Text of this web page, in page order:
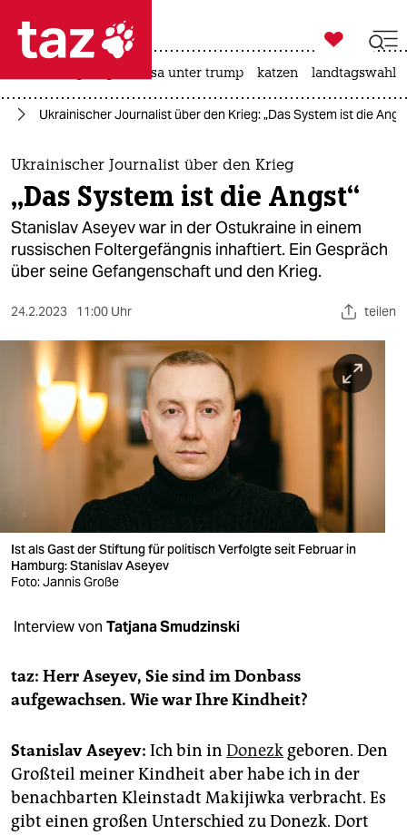
 taz zahl ich
taz zahl ich
themen
politik
öko
sport
berlin
nord
verlag
verlag
shop
fragen & hilfe
unterstützen
abo
genossenschaft
epaper login

taz zahl ich
usa unter trump katzen landtagswahl
Ukrainischer Journalist über den Krieg: „Das System ist die
Ukrainischer Journalist über den Krieg
„Das System ist die Angst“
Stanislav Aseyev war in der Ostukraine in einem
russischen Foltergefängnis inhaftiert. Ein Gespräch
über seine Gefangenschaft und den Krieg.
24.2.2023 11:00 Uhr teilen
Ist als Gast der Stiftung für politisch Verfolgte seit Februar in
Hamburg: Stanislav Aseyev
Foto: Jannis Große
Interview von Tatjana Smudzinski
taz: Herr Aseyev, Sie sind im Donbass
aufgewachsen. Wie war Ihre Kindheit?
Stanislav Aseyev: Ich bin in Donezk geboren. Den
Großteil meiner Kindheit aber habe ich in der
benachbarten Kleinstadt Makijiwka verbracht. Es
gibt einen großen Unterschied zu Donezk. Dort